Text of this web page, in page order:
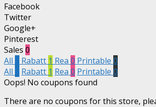
Facebook
Twitter
Google+
Pinterest
Sales 0
All
Rabatt 1 Rea 0 Printable 0
All
Rabatt 1 Rea 0 Printable 0
Oops! No coupons found
There are no coupons for this store,